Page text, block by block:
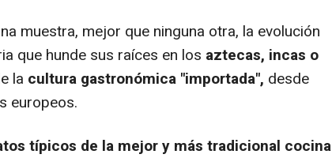
muestra, mejor que ninguna otra, la evolución
que hunde sus raíces en los aztecas, incas o
la cultura gastronómica "importada", desde
europeos.
típicos de la mejor y más tradicional cocina